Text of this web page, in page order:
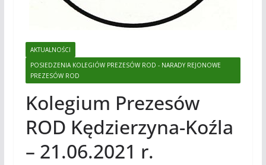
AKTUALNOŚCI
POSIEDZENIA KOLEGIÓW PREZESÓW ROD - NARADY REJONOWE
PREZESÓW ROD
Kolegium Prezesów
ROD Kędzierzyna-Koźla
– 21.06.2021 r.